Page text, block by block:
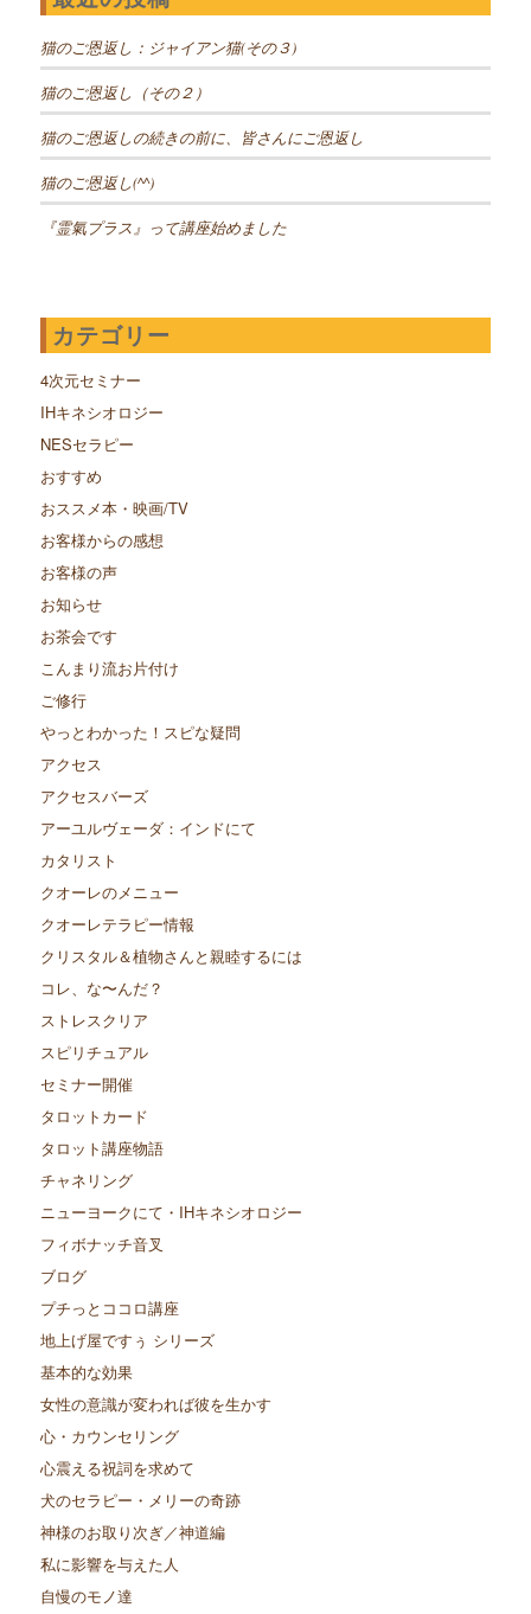
猫のご恩返し：ジャイアン猫(その３)
猫のご恩返し（その２）
猫のご恩返しの続きの前に、皆さんにご恩返し
猫のご恩返し(^^)
『霊氣プラス』って講座始めました
カテゴリー
4次元セミナー
IHキネシオロジー
NESセラピー
おすすめ
おススメ本・映画/TV
お客様からの感想
お客様の声
お知らせ
お茶会です
こんまり流お片付け
ご修行
やっとわかった！スピな疑問
アクセス
アクセスバーズ
アーユルヴェーダ：インドにて
カタリスト
クオーレのメニュー
クオーレテラピー情報
クリスタル＆植物さんと親睦するには
コレ、な〜んだ？
ストレスクリア
スピリチュアル
セミナー開催
タロットカード
タロット講座物語
チャネリング
ニューヨークにて・IHキネシオロジー
フィボナッチ音叉
ブログ
プチっとココロ講座
地上げ屋ですぅ シリーズ
基本的な効果
女性の意識が変われば彼を生かす
心・カウンセリング
心震える祝詞を求めて
犬のセラピー・メリーの奇跡
神様のお取り次ぎ／神道編
私に影響を与えた人
自慢のモノ達